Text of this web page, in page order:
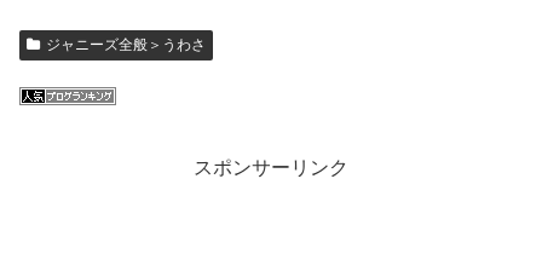
ジャニーズ全般＞うわさ
スポンサーリンク